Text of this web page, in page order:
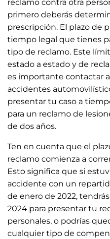
reclamo contra otra
primero deberás
prescripción. El plazo de
tiempo legal que tienes
tipo de reclamo. Este
estado a estado y de
es importante contactar
accidentes
presentar tu caso a
para un reclamo de
de dos años.
Ten en cuenta que el
reclamo comienza a
Esto significa que si
accidente con un
de enero de 2022,
2024 para presentar tu
personales, o podrías
cualquier tipo de